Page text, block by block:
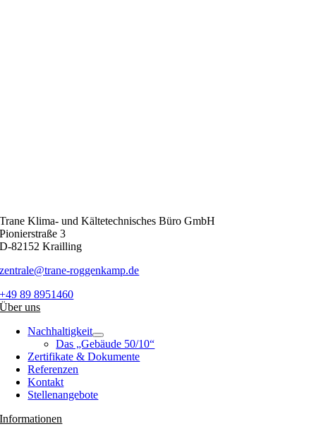
Trane Klima- und Kältetechnisches Büro GmbH
Pionierstraße 3
D-82152 Krailling
zentrale@trane-roggenkamp.de
+49 89 8951460
Über uns
Nachhaltigkeit
Das „Gebäude 50/10“
Zertifikate & Dokumente
Referenzen
Kontakt
Stellenangebote
Informationen